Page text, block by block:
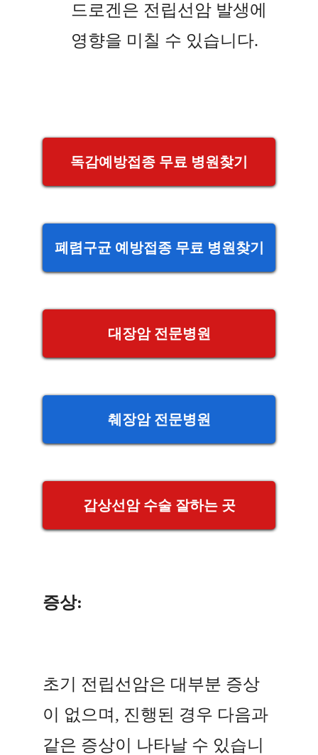
드로겐은 전립선암 발생에
영향을 미칠 수 있습니다.
독감예방접종 무료 병원찾기
폐렴구균 예방접종 무료 병원찾기
대장암 전문병원
췌장암 전문병원
갑상선암 수술 잘하는 곳
증상:
초기 전립선암은 대부분 증상
이 없으며, 진행된 경우 다음과
같은 증상이 나타날 수 있습니